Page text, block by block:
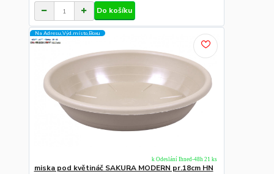
Do košíku
Na Adresu,Výd.místo,Boxu
miska pod květináč SAKURA MODERN pr.18cm HN
k Odeslání Ihned-48h 21 ks